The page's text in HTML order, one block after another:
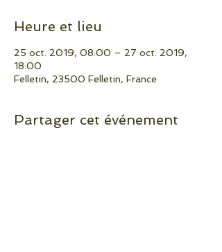
Heure et lieu
25 oct. 2019, 08:00 – 27 oct. 2019,
18:00
Felletin, 23500 Felletin, France
Partager cet événement